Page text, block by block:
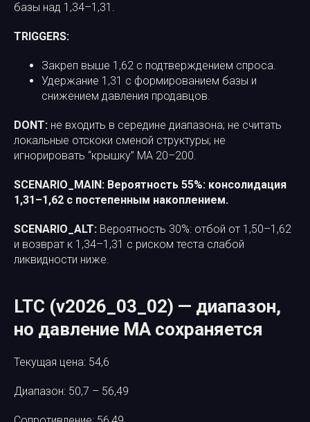
базы над 1,34–1,31.
TRIGGERS:
Закреп выше 1,62 с подтверждением спроса.
Удержание 1,31 с формированием базы и
снижением давления продавцов.
DONT: не входить в середине диапазона; не считать
локальные отскоки сменой структуры; не
игнорировать “крышку” MA 20–200.
SCENARIO_MAIN: Вероятность 55%: консолидация
1,31–1,62 с постепенным накоплением.
SCENARIO_ALT: Вероятность 30%: отбой от 1,50–1,62
и возврат к 1,34–1,31 с риском теста слабой
ликвидности ниже.
LTC (v2026_03_02) — диапазон,
но давление MA сохраняется
Текущая цена: 54,6
Диапазон: 50,7 – 56,49